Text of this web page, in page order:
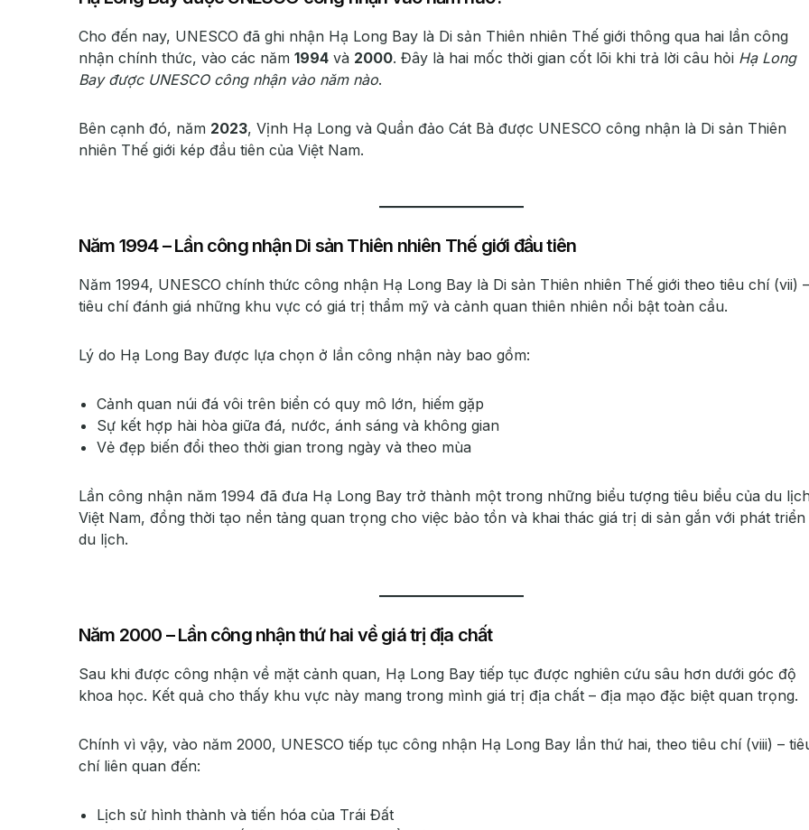
Cho đến nay, UNESCO đã ghi nhận Hạ Long Bay là Di sản Thiên nhiên Thế giới thông qua hai lần công
nhận chính thức, vào các năm 1994 và 2000. Đây là hai mốc thời gian cốt lõi khi trả lời câu hỏi Hạ Long
Bay được UNESCO công nhận vào năm nào.
Bên cạnh đó, năm 2023, Vịnh Hạ Long và Quần đảo Cát Bà được UNESCO công nhận là Di sản Thiên
nhiên Thế giới kép đầu tiên của Việt Nam.
Năm 1994 – Lần công nhận Di sản Thiên nhiên Thế giới đầu tiên
Năm 1994, UNESCO chính thức công nhận Hạ Long Bay là Di sản Thiên nhiên Thế giới theo tiêu chí (vii) –
tiêu chí đánh giá những khu vực có giá trị thẩm mỹ và cảnh quan thiên nhiên nổi bật toàn cầu.
Lý do Hạ Long Bay được lựa chọn ở lần công nhận này bao gồm:
Cảnh quan núi đá vôi trên biển có quy mô lớn, hiếm gặp
Sự kết hợp hài hòa giữa đá, nước, ánh sáng và không gian
Vẻ đẹp biến đổi theo thời gian trong ngày và theo mùa
Lần công nhận năm 1994 đã đưa Hạ Long Bay trở thành một trong những biểu tượng tiêu biểu của du
Việt Nam, đồng thời tạo nền tảng quan trọng cho việc bảo tồn và khai thác giá trị di sản gắn với phát triển
du lịch.
Năm 2000 – Lần công nhận thứ hai về giá trị địa chất
Sau khi được công nhận về mặt cảnh quan, Hạ Long Bay tiếp tục được nghiên cứu sâu hơn dưới góc độ
khoa học. Kết quả cho thấy khu vực này mang trong mình giá trị địa chất – địa mạo đặc biệt quan trọng.
Chính vì vậy, vào năm 2000, UNESCO tiếp tục công nhận Hạ Long Bay lần thứ hai, theo tiêu chí (viii) –
chí liên quan đến:
Lịch sử hình thành và tiến hóa của Trái Đất